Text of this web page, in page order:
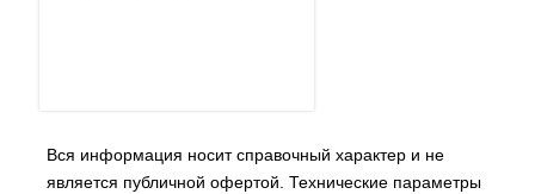
Вся информация носит справочный характер и не
является публичной офертой. Технические параметры